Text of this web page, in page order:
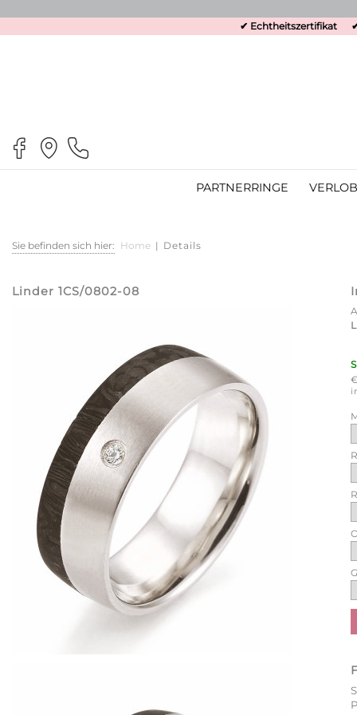
✔ Echtheitszertifikat
PARTNERRINGE
Sie befinden sich hier: Home | Details
Linder 1CS/0802-08